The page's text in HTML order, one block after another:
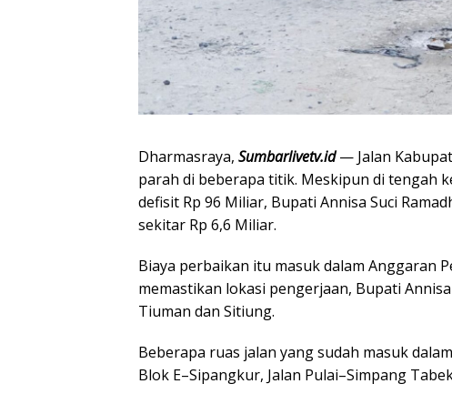
Dharmasraya, Sumbarlivetv.id— Jalan
parah di beberapa titik. Meskipun di tengah
defisit Rp 96 Miliar, Bupati Annisa Suci
sekitar Rp 6,6 Miliar.
Biaya perbaikan itu masuk dalam Anggaran
memastikan lokasi pengerjaan, Bupati
Tiuman dan Sitiung.
Beberapa ruas jalan yang sudah masuk
Blok E–Sipangkur, Jalan Pulai–Simpang